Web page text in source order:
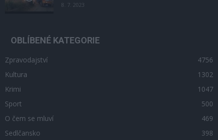
8. 7. 2023
OBLÍBENÉ KATEGORIE
Zpravodajství
4756
Kultura
1302
Krimi
1047
Sport
500
O čem se mluví
469
Sedlčansko
398